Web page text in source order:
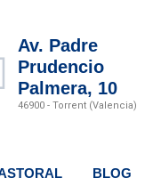
Av. Padre
Prudencio
Palmera, 10
46900 - Torrent (Valencia)
BLOG